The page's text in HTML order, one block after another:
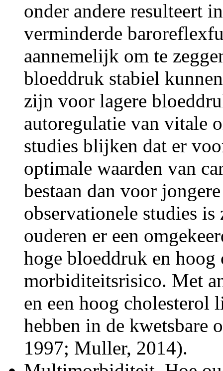
onder andere resulteert
verminderde
aannemelijk om te
bloeddruk stabiel
zijn voor lagere
autoregulatie van vitale
studies blijken dat er
optimale waarden van
bestaan dan voor
observationele studies
ouderen er een
hoge bloeddruk en
morbiditeitsrisico. Met
en een hoog cholesterol
hebben in de kwetsbare
1997; Muller, 2014).